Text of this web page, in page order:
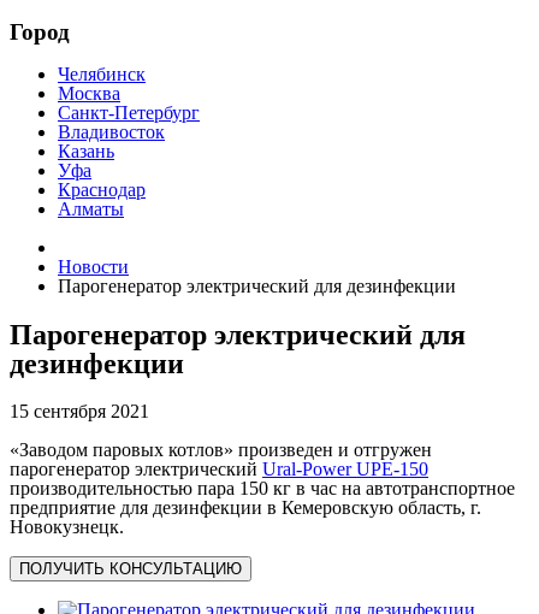
Город
Челябинск
Москва
Санкт-Петербург
Владивосток
Казань
Уфа
Краснодар
Алматы
Новости
Парогенератор электрический для дезинфекции
Парогенератор электрический для
дезинфекции
15 сентября 2021
«Заводом паровых котлов» произведен и отгружен
парогенератор электрический Ural-Power UPE-150
производительностью пара 150 кг в час на автотранспортное
предприятие для дезинфекции в Кемеровскую область, г.
Новокузнецк.
ПОЛУЧИТЬ КОНСУЛЬТАЦИЮ